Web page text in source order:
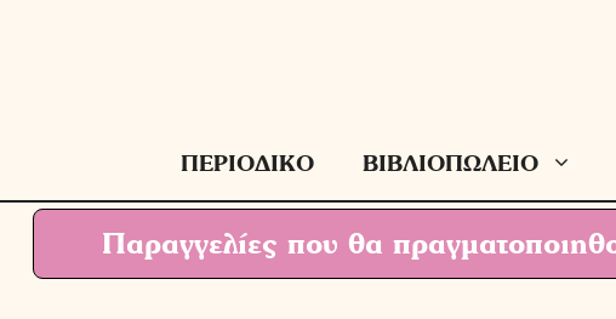
ΠΕΡΙΟΔΙΚΟ ΒΙΒΛΙΟΠΩΛΕΙΟ
Παραγγελίες που θα